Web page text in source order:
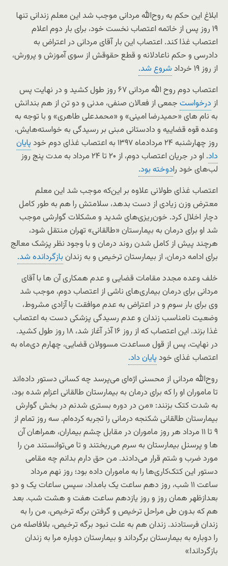
ابلاغ این حکم به روح‌الله مردانی موجب شد این معلم زندانی تنها
۱۹ روز پس از خاتمه اعتصاب نخست خود، برای بار دوم اعلام
اعتصاب غذا کند. اعتصاب این بار آقای مردانی در اعتراض به
دادرسی و حکم ناعادلانه و قطع حقوقش از سوی آموزش و پرورش،
از روز ۱۹ خرداد
شروع شد.
اعتصاب دوم روح الله مردانی ۶۷ روز طول کشید و در نهایت پس
از درخواست جمعی از فعالان صنفی، مدنی و دو تن از هم بندانش
به نام های «حمیدرضا امینی» و «محمدعلی طاهری» و با توجه به
وعده قوه قضاییه و دادستانی مبنی بر رسیدگی به خواسته‌هایش،
روز چهارشنبه ۲۴ مردادماه ۱۳۹۷ به اعتصاب غذای دوم خود
پایان
داد
. او در جریان اعتصاب دوم، از ۲۰ تا ۲۴ مرداد به مدت پنج روز
لب‌های خود رادوخته بود.
اعتصاب غذای طولانی علاوه بر این‌که موجب شد این معلم
معترض وزن زیادی از دست بدهد، سلامتش را هم به طور کامل
دچار اخلال کرد. خون‌ریزی‌های شدید و مشکلات گوارشی موجب
شد او برای درمان به بیمارستان «طالقانی» تهران منتقل شود،
هرچند پیش از کامل شدن روند درمان و با وجود نظر پزشک معالج
برای ادامه درمان، از بیمارستان ترخیص و به زندان بازگردانده شد.
خلف وعده مجدد مقامات قضایی و عدم همکاری آن ها با آقای
مردانی برای درمان بیماری‌های ناشی از اعتصاب دوم، موجب شد
وی برای بار سوم و در اعتراض به عدم موافقت با آزادی مشروط،
وضعیت نامناسب زندان و عدم رسیدگی پزشکی دست به اعتصاب
غذا بزند. این اعتصاب که از روز ۱۶ آذر آغاز شد، ۱۸ روز طول کشید.
در نهایت، پس از قول مساعدت مسوولان قضایی، چهارم دی‌ماه به
اعتصاب غذای خود پایان داد.
روح‌الله مردانی از محسنی اژه‌ای می‌پرسد چه کسانی دستور داده‌اند
تا ماموران او را که برای درمان به بیمارستان طالقانی اعزام شده بود،
به شدت کتک بزنند: «من در دوره بستری شدنم در بخش گوارش
بیمارستان طالقانی شکنجه درمانی را تجربه کرده‌ام. سه روز تمام از
۹ تا ۱۱ مرداد هر روز ماموران در مقابل چشم بیماران، همراهان آن
ها و پرسنل بیمارستان به سرم می‌ریختند و تا می‌توانستند من را
مورد ضرب و شتم قرار می‌دادند. من حق دارم بدانم چه مقامی
دستور این کتک‌کاری‌ها را به ماموران داده بود؛ روز نهم مرداد
ساعت ۱۱ شب، روز دهم ساعت یک بامداد، سپس ساعات یک و دو
بعدازظهر همان روز و روز یازدهم ساعت هفت و هشت شب. بعد
هم که بدون طی مراحل ترخیص و گرفتن برگه ترخیص، من را به
زندان فرستادند. زندان هم به علت نبود برگه ترخیص، بلافاصله من
را دوباره به بیمارستان برگرداند و بیمارستان دوباره مرا به زندان
بازگرداند!»